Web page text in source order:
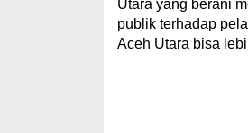
Utara yang berani
publik terhadap
Aceh Utara bisa